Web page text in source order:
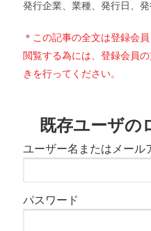
発行企業、業種、発行日、
＊この記事の全文は登録会
閲覧する為には、登録会員
きを行ってください。
既存ユーザの
ユーザー名またはメール
パスワード